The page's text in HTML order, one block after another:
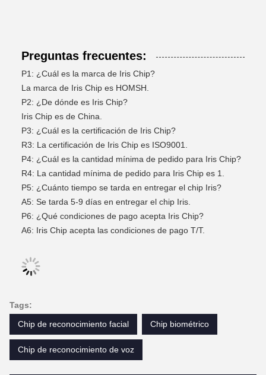
Preguntas frecuentes:
P1: ¿Cuál es la marca de Iris Chip?
La marca de Iris Chip es HOMSH.
P2: ¿De dónde es Iris Chip?
Iris Chip es de China.
P3: ¿Cuál es la certificación de Iris Chip?
R3: La certificación de Iris Chip es ISO9001.
P4: ¿Cuál es la cantidad mínima de pedido para Iris Chip?
R4: La cantidad mínima de pedido para Iris Chip es 1.
P5: ¿Cuánto tiempo se tarda en entregar el chip Iris?
A5: Se tarda 5-9 días en entregar el chip Iris.
P6: ¿Qué condiciones de pago acepta Iris Chip?
A6: Iris Chip acepta las condiciones de pago T/T.
Tags:
Chip de reconocimiento facial
Chip biométrico
Chip de reconocimiento de voz